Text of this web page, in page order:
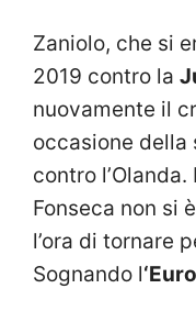
Zaniolo, che si
2019 contro la
nuovamente il
occasione della
contro
Fonseca non si
l’ora di tornare
Sognando l